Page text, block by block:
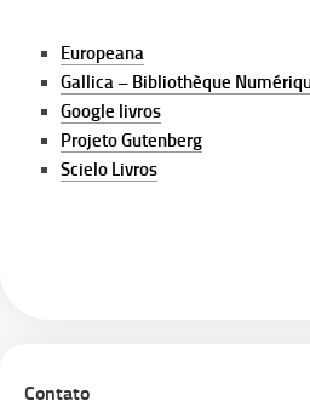
Europeana
Gallica – Bibliothèque
Google livros
Projeto Gutenberg
Scielo Livros
Contato